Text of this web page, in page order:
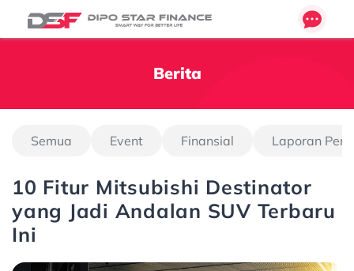
Berita
Semua Event Finansial Laporan
10 Fitur Mitsubishi Destinator
yang Jadi Andalan SUV Terbaru
Ini